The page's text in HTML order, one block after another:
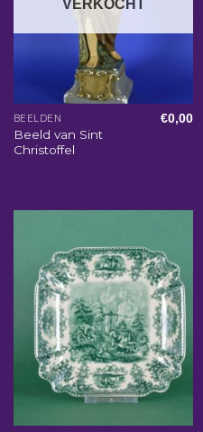
VERKOCHT
BEELDEN
Beeld van Sint
Christoffel
€0,00